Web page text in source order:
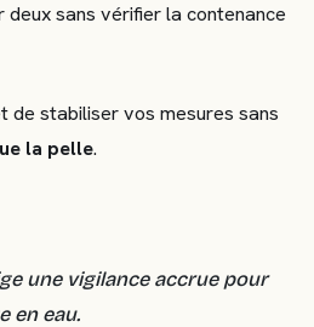
sans vérifier la contenance
de stabiliser vos mesures sans
la pelle.
une vigilance accrue pour
en eau.